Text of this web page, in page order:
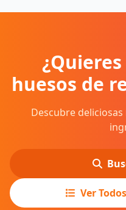
huesos de
Descubre
Ver